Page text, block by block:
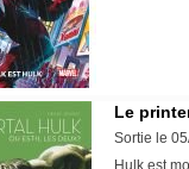
Le
Sortie le
Hulk est